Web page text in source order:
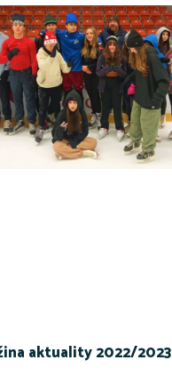
aktuality 2022/2023